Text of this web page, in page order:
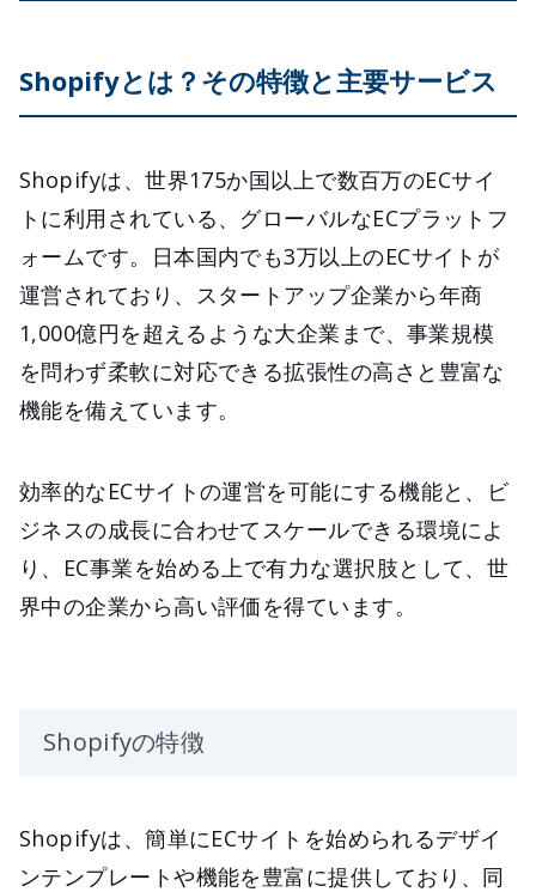
Shopifyとは？その特徴と主要サービス
Shopifyは、世界175か国以上で数百万のECサイ
トに利用されている、グローバルなECプラットフ
ォームです。日本国内でも3万以上のECサイトが
運営されており、スタートアップ企業から年商
1,000億円を超えるような大企業まで、事業規模
を問わず柔軟に対応できる拡張性の高さと豊富な
機能を備えています。
効率的なECサイトの運営を可能にする機能と、ビ
ジネスの成長に合わせてスケールできる環境によ
り、EC事業を始める上で有力な選択肢として、世
界中の企業から高い評価を得ています。
Shopifyの特徴
Shopifyは、簡単にECサイトを始められるデザイ
ンテンプレートや機能を豊富に提供しており、同